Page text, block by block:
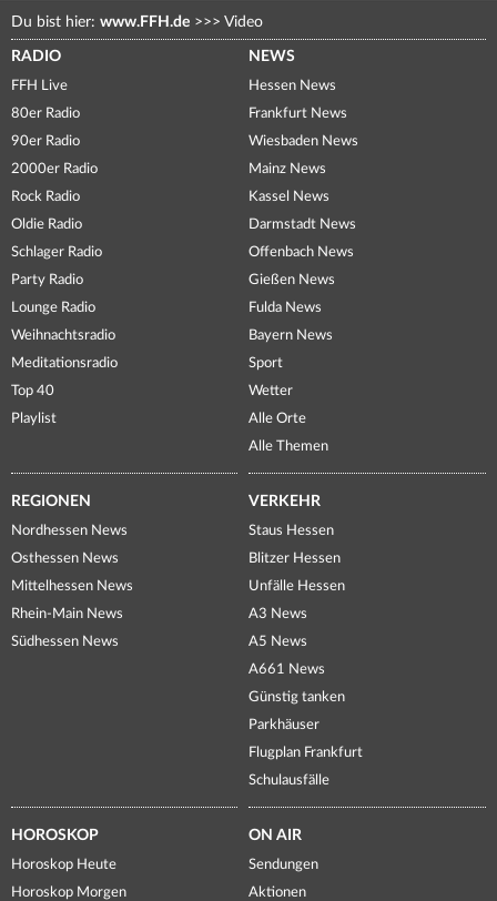
Du bist hier: www.FFH.de >>> Video
RADIO
FFH Live
80er Radio
90er Radio
2000er Radio
Rock Radio
Oldie Radio
Schlager Radio
Party Radio
Lounge Radio
Weihnachtsradio
Meditationsradio
Top 40
Playlist
NEWS
Hessen News
Frankfurt News
Wiesbaden News
Mainz News
Kassel News
Darmstadt News
Offenbach News
Gießen News
Fulda News
Bayern News
Sport
Wetter
Alle Orte
Alle Themen
REGIONEN
Nordhessen News
Osthessen News
Mittelhessen News
Rhein-Main News
Südhessen News
VERKEHR
Staus Hessen
Blitzer Hessen
Unfälle Hessen
A3 News
A5 News
A661 News
Günstig tanken
Parkhäuser
Flugplan Frankfurt
Schulausfälle
HOROSKOP
Horoskop Heute
Horoskop Morgen
ON AIR
Sendungen
Aktionen